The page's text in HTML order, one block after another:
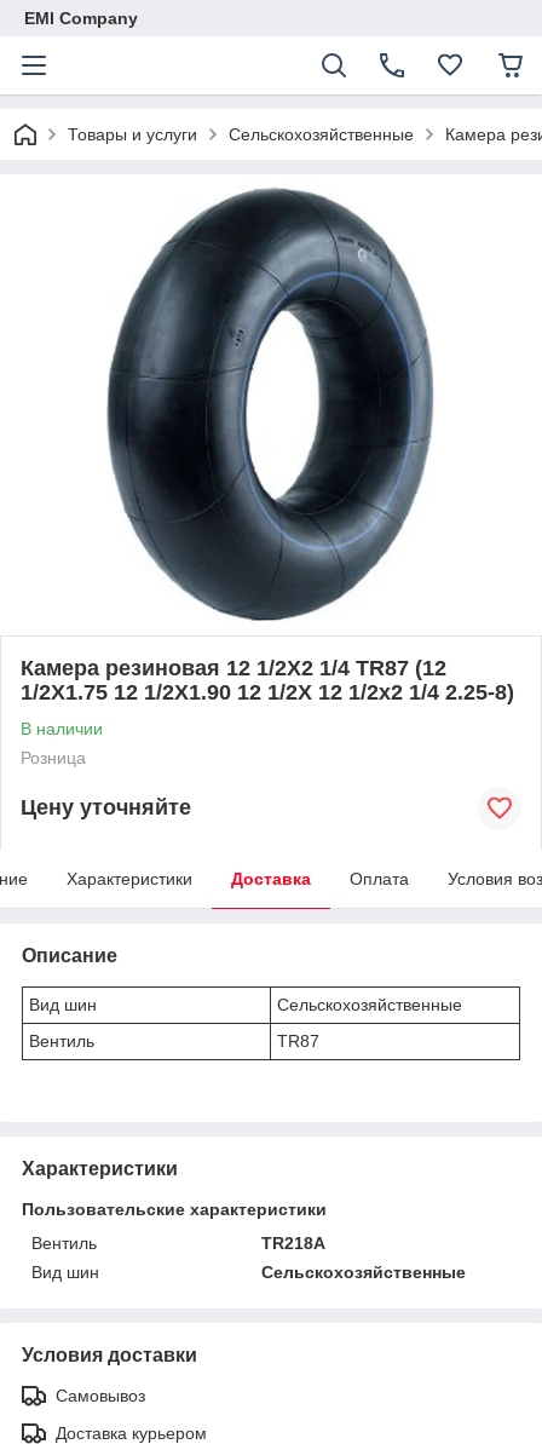
EMI Company
Товары и услуги Сельскохозяйственные Камера
Камера резиновая 12 1/2X2 1/4 TR87 (12
1/2X1.75 12 1/2X1.90 12 1/2X 12 1/2x2 1/4 2.25-8)
В наличии
Розница
Цену уточняйте
Характеристики Доставка Оплата Условия
Описание
Вид шин
Сельскохозяйственные
Вентиль
TR87
Характеристики
Пользовательские характеристики
Вентиль
TR218A
Вид шин
Сельскохозяйственные
Условия доставки
Самовывоз
Доставка курьером